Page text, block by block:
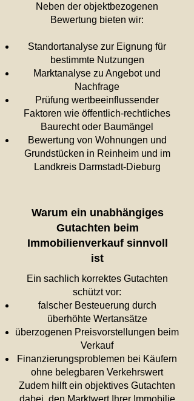
Neben der objektbezogenen
Bewertung bieten wir:
Standortanalyse zur Eignung für
bestimmte Nutzungen
Marktanalyse zu Angebot und
Nachfrage
Prüfung wertbeeinflussender
Faktoren wie öffentlich-rechtliches
Baurecht oder Baumängel
Bewertung von Wohnungen und
Grundstücken in Reinheim und im
Landkreis Darmstadt-Dieburg
Warum ein unabhängiges
Gutachten beim
Immobilienverkauf sinnvoll
ist
Ein sachlich korrektes Gutachten
schützt vor:
falscher Besteuerung durch
überhöhte Wertansätze
überzogenen Preisvorstellungen beim
Verkauf
Finanzierungsproblemen bei Käufern
ohne belegbaren Verkehrswert
Zudem hilft ein objektives Gutachten
dabei, den Marktwert Ihrer Immobilie